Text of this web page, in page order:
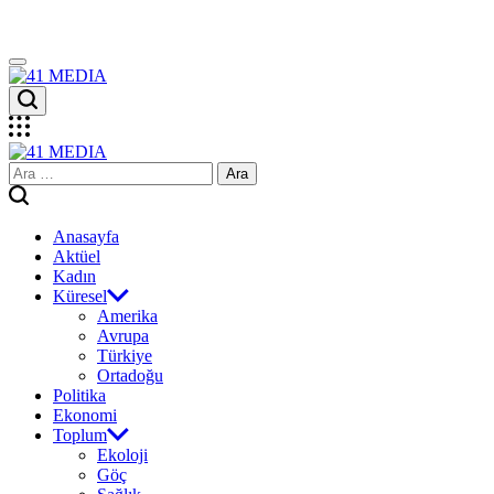
Skip
to
content
41
MEDIA
41
MEDIA
Arama:
Anasayfa
Aktüel
Kadın
Küresel
Amerika
Avrupa
Türkiye
Ortadoğu
Politika
Ekonomi
Toplum
Ekoloji
Göç